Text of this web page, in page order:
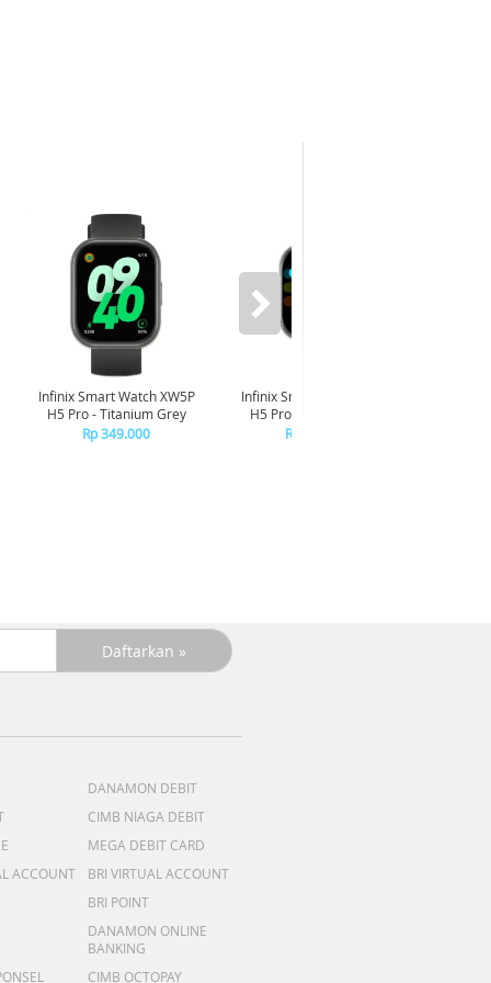
Infinix Smart Watch XW5P
H5 Pro - Titanium Grey
Rp 349.000
Infinix Smart Watch XW5P
H5 Pro - Chrome Silver
Rp 349.000
DANAMON DEBIT
CIMB NIAGA DEBIT
MEGA DEBIT CARD
ACCOUNT
BRI VIRTUAL ACCOUNT
BRI POINT
DANAMON ONLINE
BANKING
CIMB OCTOPAY